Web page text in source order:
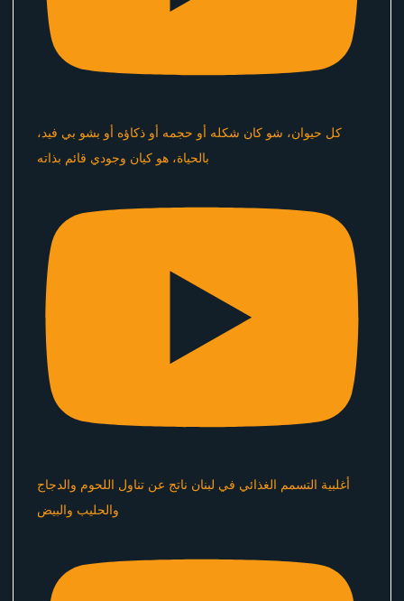
كل حيوان، شو كان شكله أو حجمه أو ذكاؤه أو بشو بي فيد،
بالحياة، هو كيان وجودي قائم بذاته
أغلبية التسمم الغذائي في لبنان ناتج عن تناول اللحوم والدجاج
والحليب والبيض